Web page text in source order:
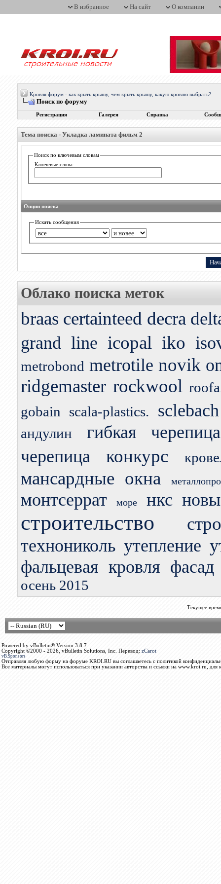
В избранное На сайт О компании
Кровля форум - как крыть крышу, чем крыть крышу, какую кровлю выбрать?
Поиск по форуму
Регистрация Галерея Справка
Тема поиска - Укладка ламината фильм 2
Поиск по ключевым словам
Ключевые слова:
Опции поиска
Искать сообщения
Облако поиска меток
braas certainteed decra
grand line icopal iko
metrobond metrotile novik
ridgemaster rockwool
gobain
scala-plastics. sclebach
андулин
гибкая черепица
черепица
конкурс
мансардные окна
монтсеррат море нкс
строительство
технониколь утепление
фальцевая кровля фасад
осень 2015
Текущее
Powered by vBulletin® Version 3.8.7
Copyright ©2000 - 2026, vBulletin Solutions, Inc. Перевод: zCarot
vB.Sponsors
Отправляя любую форму на форуме KROI.RU вы соглашаетесь с политикой
Все материалы могут использоваться при указании авторства и ссылки на www.kroi.ru, для